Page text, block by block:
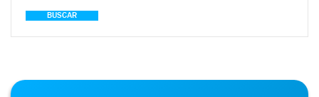
BUSCAR